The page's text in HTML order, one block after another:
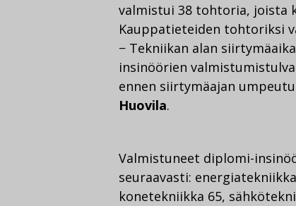
valmistui 38 tohtoria, joista
Kauppatieteiden tohtoriksi
− Tekniikan alan
insinöörien
ennen siirtymäajan
Huovila.
Valmistuneet diplomi-
seuraavasti:
konetekniikka 65,